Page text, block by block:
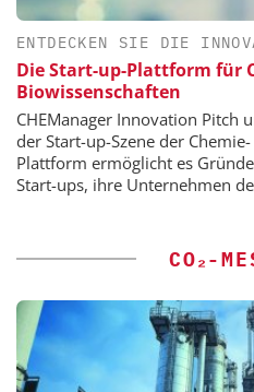
ENTDECKEN SIE DIE
Die Start-up-Plattform für
Biowissenschaften
CHEManager Innovation Pitch
der Start-up-Szene der
Plattform ermöglicht es
Start-ups, ihre Unternehmen
CO₂-